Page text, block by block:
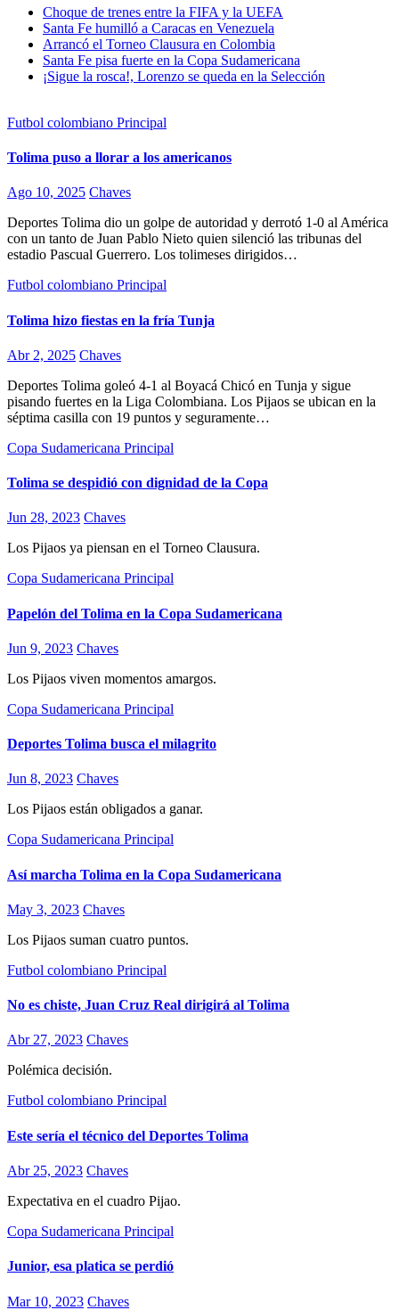
Choque de trenes entre la FIFA y la UEFA
Santa Fe humilló a Caracas en Venezuela
Arrancó el Torneo Clausura en Colombia
Santa Fe pisa fuerte en la Copa Sudamericana
¡Sigue la rosca!, Lorenzo se queda en la Selección
Futbol colombiano Principal
Tolima puso a llorar a los americanos
Ago 10, 2025 Chaves
Deportes Tolima dio un golpe de autoridad y derrotó 1-0 al América
con un tanto de Juan Pablo Nieto quien silenció las tribunas del
estadio Pascual Guerrero. Los tolimeses dirigidos…
Futbol colombiano Principal
Tolima hizo fiestas en la fría Tunja
Abr 2, 2025 Chaves
Deportes Tolima goleó 4-1 al Boyacá Chicó en Tunja y sigue
pisando fuertes en la Liga Colombiana. Los Pijaos se ubican en la
séptima casilla con 19 puntos y seguramente…
Copa Sudamericana Principal
Tolima se despidió con dignidad de la Copa
Jun 28, 2023 Chaves
Los Pijaos ya piensan en el Torneo Clausura.
Copa Sudamericana Principal
Papelón del Tolima en la Copa Sudamericana
Jun 9, 2023 Chaves
Los Pijaos viven momentos amargos.
Copa Sudamericana Principal
Deportes Tolima busca el milagrito
Jun 8, 2023 Chaves
Los Pijaos están obligados a ganar.
Copa Sudamericana Principal
Así marcha Tolima en la Copa Sudamericana
May 3, 2023 Chaves
Los Pijaos suman cuatro puntos.
Futbol colombiano Principal
No es chiste, Juan Cruz Real dirigirá al Tolima
Abr 27, 2023 Chaves
Polémica decisión.
Futbol colombiano Principal
Este sería el técnico del Deportes Tolima
Abr 25, 2023 Chaves
Expectativa en el cuadro Pijao.
Copa Sudamericana Principal
Junior, esa platica se perdió
Mar 10, 2023 Chaves